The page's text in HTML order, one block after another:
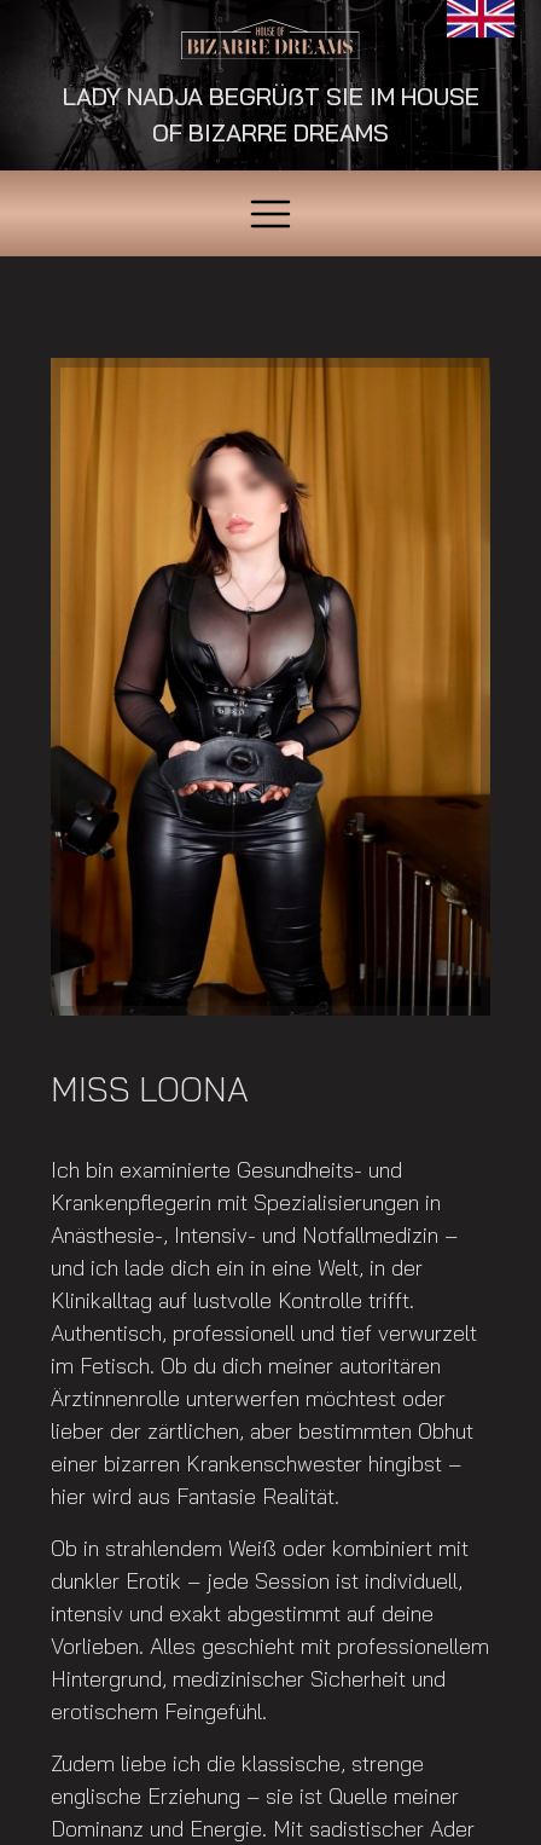
LADY NADJA BEGRÜẞT SIE IM HOUSE
OF BIZARRE DREAMS
MISS LOONA
Ich bin examinierte Gesundheits- und
Krankenpflegerin mit Spezialisierungen in
Anästhesie-, Intensiv- und Notfallmedizin –
und ich lade dich ein in eine Welt, in der
Klinikalltag auf lustvolle Kontrolle trifft.
Authentisch, professionell und tief verwurzelt
im Fetisch. Ob du dich meiner autoritären
Ärztinnenrolle unterwerfen möchtest oder
lieber der zärtlichen, aber bestimmten Obhut
einer bizarren Krankenschwester hingibst –
hier wird aus Fantasie Realität.
Ob in strahlendem Weiß oder kombiniert mit
dunkler Erotik – jede Session ist individuell,
intensiv und exakt abgestimmt auf deine
Vorlieben. Alles geschieht mit professionellem
Hintergrund, medizinischer Sicherheit und
erotischem Feingefühl.
Zudem liebe ich die klassische, strenge
englische Erziehung – sie ist Quelle meiner
Dominanz und Energie. Mit sadistischer Ader